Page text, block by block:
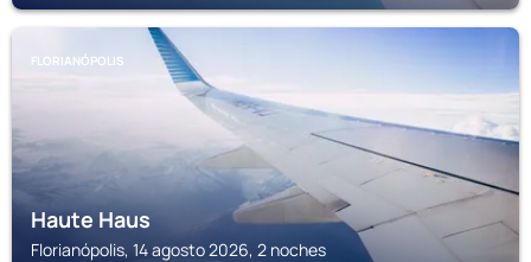
FLORIANÓPOLIS
Haute Haus
Florianópolis, 14 agosto 2026, 2 noches